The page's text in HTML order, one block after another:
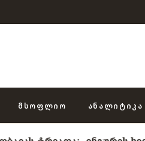
ᲛᲡᲝᲤᲚᲘᲝ ᲐᲜᲐᲚᲘᲢᲘᲙᲐ